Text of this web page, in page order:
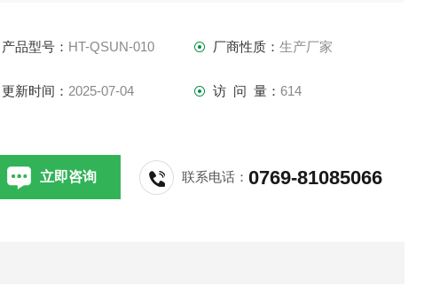
产品型号： HT-QSUN-010 厂商性质： 生产厂家
更新时间： 2025-07-04 访 问 量： 614
立即咨询 联系电话：0769-81085066